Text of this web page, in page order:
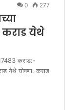
0 277
कराड येथे
कराड:-
येथे घोषणा. कराड